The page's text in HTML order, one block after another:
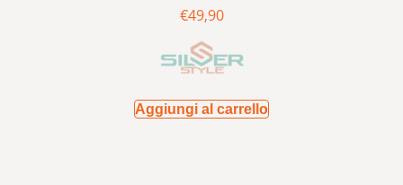
€49,90
Aggiungi al carrello